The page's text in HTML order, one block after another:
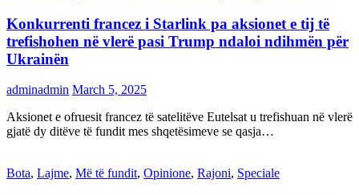
Konkurrenti francez i Starlink pa aksionet e tij të
trefishohen në vlerë pasi Trump ndaloi ndihmën për
Ukrainën
adminadmin March 5, 2025
Aksionet e ofruesit francez të satelitëve Eutelsat u trefishuan në vlerë
gjatë dy ditëve të fundit mes shqetësimeve se qasja…
Bota, Lajme, Më të fundit, Opinione, Rajoni, Speciale